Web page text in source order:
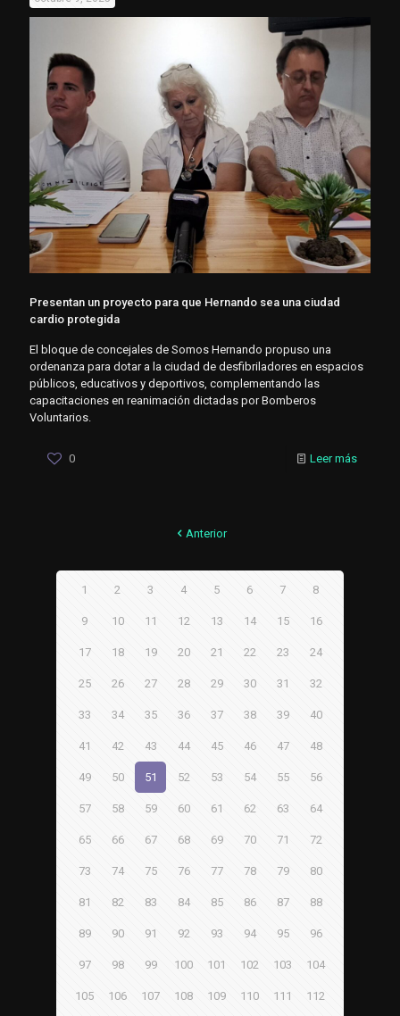
Presentan un proyecto para que Hernando sea una ciudad
cardio protegida
El bloque de concejales de Somos Hernando propuso una
ordenanza para dotar a la ciudad de desfibriladores en espacios
públicos, educativos y deportivos, complementando las
capacitaciones en reanimación dictadas por Bomberos
Voluntarios.
0 Leer más
Anterior
1 2 3 4 5 6 7 8
9 10 11 12 13 14 15 16
17 18 19 20 21 22 23 24
25 26 27 28 29 30 31 32
33 34 35 36 37 38 39 40
41 42 43 44 45 46 47 48
49 50 51 52 53 54 55 56
57 58 59 60 61 62 63 64
65 66 67 68 69 70 71 72
73 74 75 76 77 78 79 80
81 82 83 84 85 86 87 88
89 90 91 92 93 94 95 96
97 98 99 100 101 102 103 104
105 106 107 108 109 110 111 112